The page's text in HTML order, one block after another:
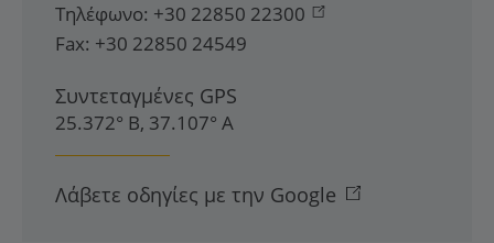
Τηλέφωνο: +30 22850 22300
Fax: +30 22850 24549
Συντεταγμένες GPS
25.372° Β, 37.107° Α
Λάβετε οδηγίες με την Google